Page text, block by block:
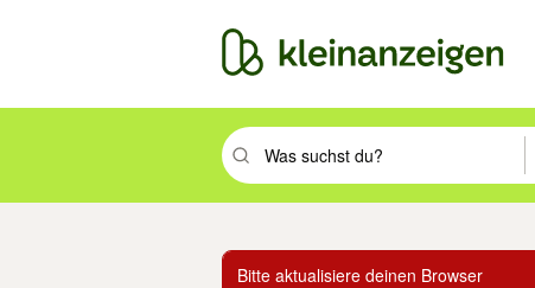
Suchbegriff eingeben. Eingabetaste
Bitte aktualisiere deinen Browser